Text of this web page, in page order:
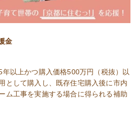
金
以上かつ購入価格500万円（税抜）以
として購入し、既存住宅購入後に市内
ム工事を実施する場合に得られる補助